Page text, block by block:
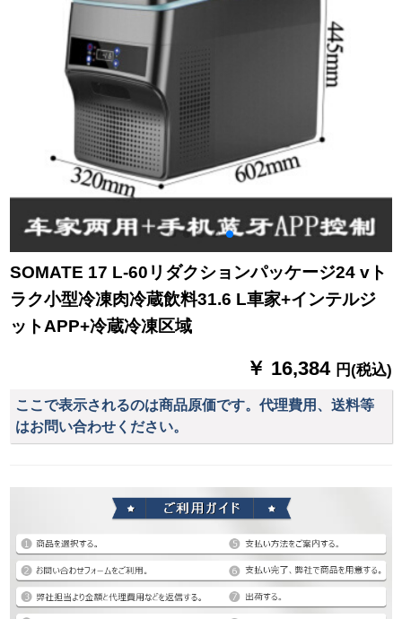
SOMATE 17 L-60リダクションパッケージ24 vト
ラク小型冷凍肉冷蔵飲料31.6 L車家+インテルジ
ットAPP+冷蔵冷凍区域
￥ 16,384 円(税込)
ここで表示されるのは商品原価です。代理費用、送料等
はお問い合わせください。